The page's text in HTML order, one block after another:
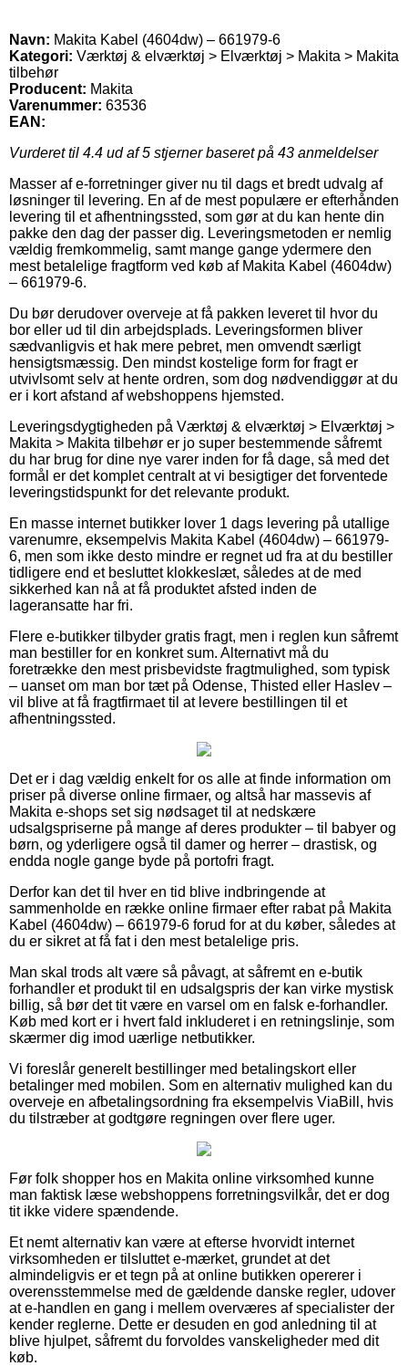
Navn: Makita Kabel (4604dw) – 661979-6
Kategori: Værktøj & elværktøj > Elværktøj > Makita > Makita
tilbehør
Producent: Makita
Varenummer: 63536
EAN:
Vurderet til 4.4 ud af 5 stjerner baseret på 43 anmeldelser
Masser af e-forretninger giver nu til dags et bredt udvalg af
løsninger til levering. En af de mest populære er efterhånden
levering til et afhentningssted, som gør at du kan hente din
pakke den dag der passer dig. Leveringsmetoden er nemlig
vældig fremkommelig, samt mange gange ydermere den
mest betalelige fragtform ved køb af Makita Kabel (4604dw)
– 661979-6.
Du bør derudover overveje at få pakken leveret til hvor du
bor eller ud til din arbejdsplads. Leveringsformen bliver
sædvanligvis et hak mere pebret, men omvendt særligt
hensigtsmæssig. Den mindst kostelige form for fragt er
utvivlsomt selv at hente ordren, som dog nødvendiggør at du
er i kort afstand af webshoppens hjemsted.
Leveringsdygtigheden på Værktøj & elværktøj > Elværktøj >
Makita > Makita tilbehør er jo super bestemmende såfremt
du har brug for dine nye varer inden for få dage, så med det
formål er det komplet centralt at vi besigtiger det forventede
leveringstidspunkt for det relevante produkt.
En masse internet butikker lover 1 dags levering på utallige
varenumre, eksempelvis Makita Kabel (4604dw) – 661979-
6, men som ikke desto mindre er regnet ud fra at du bestiller
tidligere end et besluttet klokkeslæt, således at de med
sikkerhed kan nå at få produktet afsted inden de
lageransatte har fri.
Flere e-butikker tilbyder gratis fragt, men i reglen kun såfremt
man bestiller for en konkret sum. Alternativt må du
foretrække den mest prisbevidste fragtmulighed, som typisk
– uanset om man bor tæt på Odense, Thisted eller Haslev –
vil blive at få fragtfirmaet til at levere bestillingen til et
afhentningssted.
Det er i dag vældig enkelt for os alle at finde information om
priser på diverse online firmaer, og altså har massevis af
Makita e-shops set sig nødsaget til at nedskære
udsalgspriserne på mange af deres produkter – til babyer og
børn, og yderligere også til damer og herrer – drastisk, og
endda nogle gange byde på portofri fragt.
Derfor kan det til hver en tid blive indbringende at
sammenholde en række online firmaer efter rabat på Makita
Kabel (4604dw) – 661979-6 forud for at du køber, således at
du er sikret at få fat i den mest betalelige pris.
Man skal trods alt være så påvagt, at såfremt en e-butik
forhandler et produkt til en udsalgspris der kan virke mystisk
billig, så bør det tit være en varsel om en falsk e-forhandler.
Køb med kort er i hvert fald inkluderet i en retningslinje, som
skærmer dig imod uærlige netbutikker.
Vi foreslår generelt bestillinger med betalingskort eller
betalinger med mobilen. Som en alternativ mulighed kan du
overveje en afbetalingsordning fra eksempelvis ViaBill, hvis
du tilstræber at godtgøre regningen over flere uger.
Før folk shopper hos en Makita online virksomhed kunne
man faktisk læse webshoppens forretningsvilkår, det er dog
tit ikke videre spændende.
Et nemt alternativ kan være at efterse hvorvidt internet
virksomheden er tilsluttet e-mærket, grundet at det
almindeligvis er et tegn på at online butikken opererer i
overensstemmelse med de gældende danske regler, udover
at e-handlen en gang i mellem overværes af specialister der
kender reglerne. Dette er desuden en god anledning til at
blive hjulpet, såfremt du forvoldes vanskeligheder med dit
køb.